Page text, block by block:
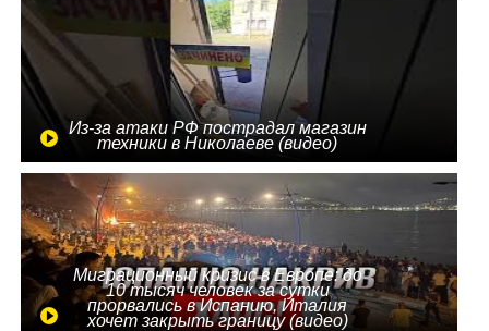
Из-за атаки РФ пострадал магазин
техники в Николаеве (видео)
Миграционный кризис в Европе: до
10 тысяч человек за сутки
прорвались в Испанию, Италия
хочет закрыть границу (видео)